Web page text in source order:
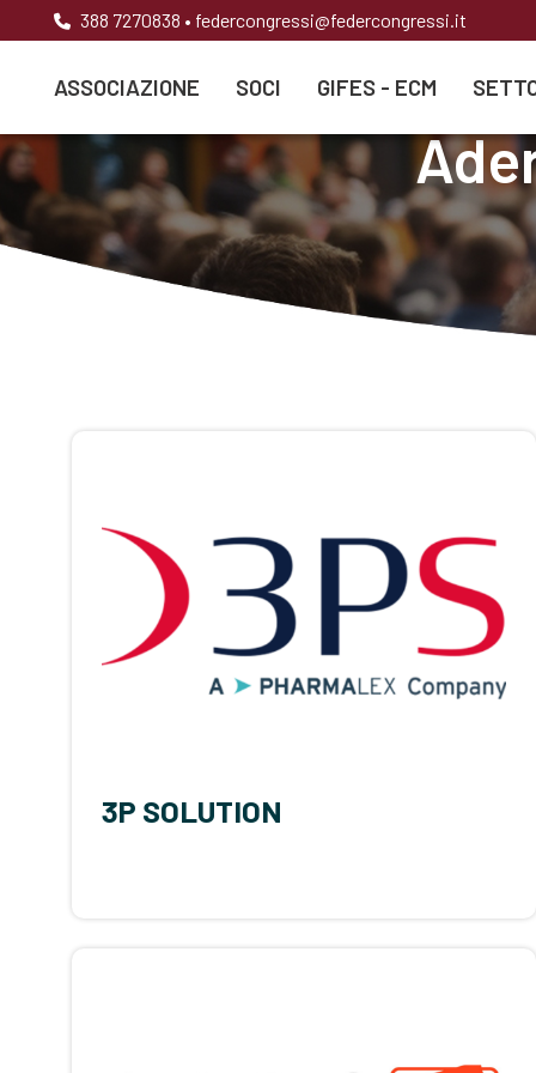
388 7270838 • federcongressi@federcongressi.it
ASSOCIAZIONE SOCI GIFES - ECM
3P SOLUTION